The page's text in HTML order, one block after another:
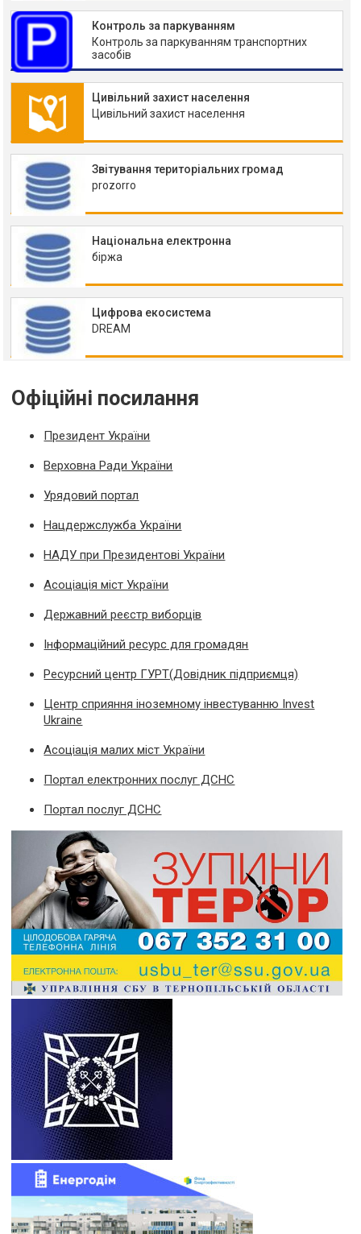
Контроль за паркуванням
Контроль за паркуванням транспортних
засобів
Цивільний захист населення
Цивільний захист населення
Звітування територіальних громад
prozorro
Національна електронна
біржа
Цифрова екосистема
DREAM
Офіційні посилання
Президент України
Верховна Ради України
Урядовий портал
Нацдержслужба України
НАДУ при Президентові України
Асоціація міст України
Державний реєстр виборців
Інформаційний ресурс для громадян
Ресурсний центр ГУРТ(Довідник підприємця)
Центр сприяння іноземному інвестуванню Invest
Ukraine
Асоціація малих міст України
Портал електронних послуг ДСНС
Портал послуг ДСНС